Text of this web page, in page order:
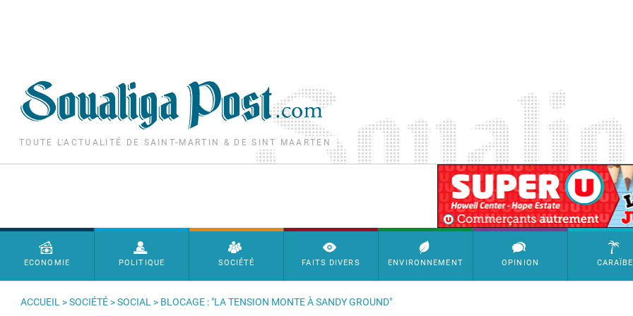
TOUTE L'ACTUALITÉ DE SAINT-MARTIN & DE SINT MAARTEN
SimpleAds Block Bannière
Menu principal
ECONOMIE POLITIQUE SOCIÉTÉ FAITS DIVERS ENVIRONNEMENT OPINION CARAÏBE
ACCUEIL >SOCIÉTÉ >SOCIAL > BLOCAGE : "LA TENSION MONTE À SANDY GROUND"